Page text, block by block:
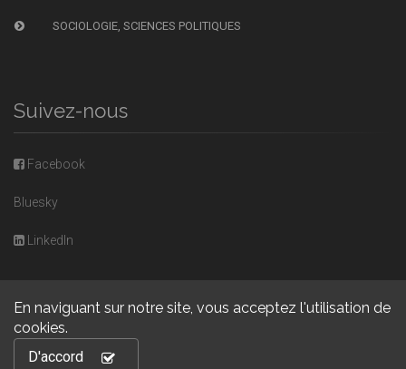
En naviguant sur notre site, vous acceptez l'utilisation de
cookies.
D'accord
SOCIOLOGIE, SCIENCES POLITIQUES
Suivez-nous
Facebook
Bluesky
LinkedIn